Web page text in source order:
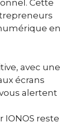
Cette
en
avec une
écrans
alertent
IONOS reste